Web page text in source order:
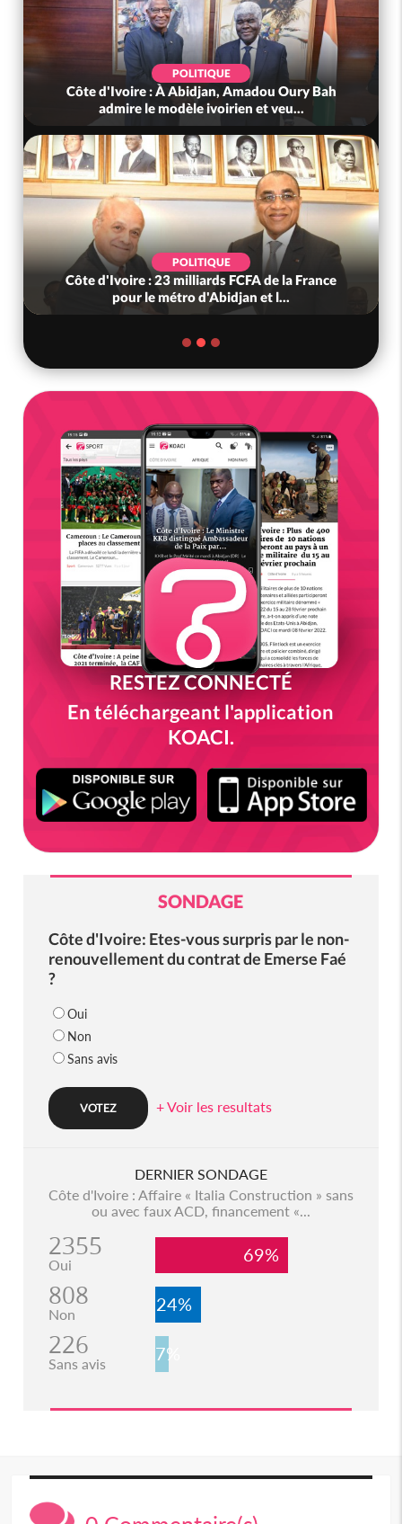
POLITIQUE
Côte d'Ivoire : À Abidjan, Amadou Oury Bah
admire le modèle ivoirien et veu...
POLITIQUE
Côte d'Ivoire : 23 milliards FCFA de la France
pour le métro d'Abidjan et l...
RESTEZ CONNECTÉ
En téléchargeant l'application
KOACI.
SONDAGE
Côte d'Ivoire: Etes-vous surpris par le non-
renouvellement du contrat de Emerse Faé
?
Oui
Non
Sans avis
+ Voir les resultats
DERNIER SONDAGE
Côte d'Ivoire : Affaire « Italia Construction » sans
ou avec faux ACD, financement «...
2355
Oui 69%
808
Non 24%
226
Sans avis 7%